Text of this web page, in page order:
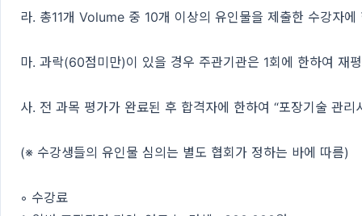
라. 총11개 Volume 중 10개 이상의 유인물을 제출한 수강자에
마. 과락(60점미만)이 있을 경우 주관기관은 1회에 한하여 재
사. 전 과목 평가가 완료된 후 합격자에 한하여 “포장기술 관리
(※ 수강생들의 유인물 심의는 별도 협회가 정하는 바에 따름)
◦ 수강료